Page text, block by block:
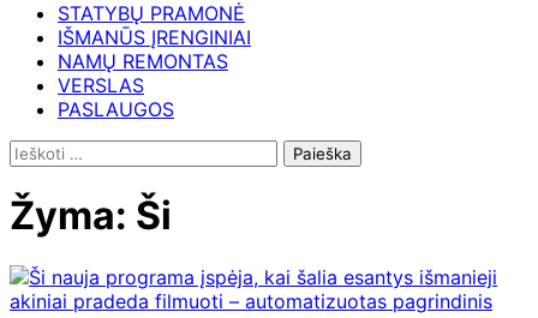
STATYBŲ PRAMONĖ
IŠMANŪS ĮRENGINIAI
NAMŲ REMONTAS
VERSLAS
PASLAUGOS
Ieškoti:
Žyma: Ši